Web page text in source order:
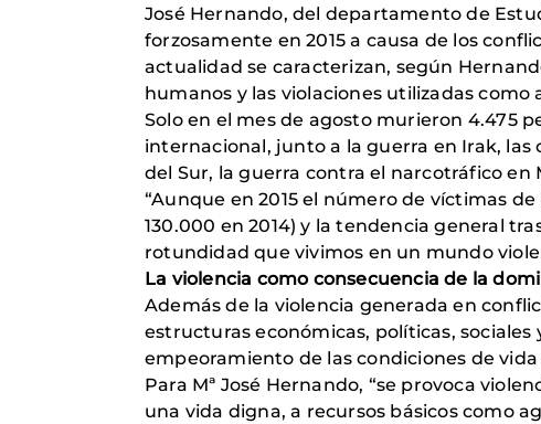
José Hernando, del departamento de
forzosamente en 2015 a causa de los
actualidad se caracterizan, según
humanos y las violaciones utilizadas
Solo en el mes de agosto murieron 4.475
internacional, junto a la guerra en Irak, las
del Sur, la guerra contra el narcotráfico
“Aunque en 2015 el número de víctimas
130.000 en 2014) y la tendencia general
rotundidad que vivimos en un mundo
La violencia como consecuencia de la
Además de la violencia generada en
estructuras económicas, políticas,
empeoramiento de las condiciones de
Para Mª José Hernando, “se provoca
una vida digna, a recursos básicos como